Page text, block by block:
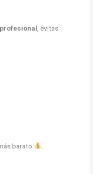
, evitas:
barato